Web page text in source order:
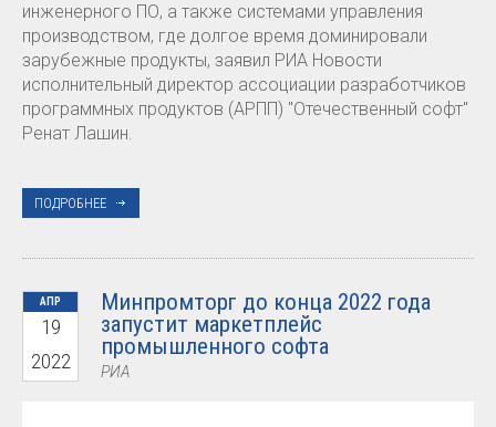
инженерного ПО, а также системами управления
производством, где долгое время доминировали
зарубежные продукты, заявил РИА Новости
исполнительный директор ассоциации разработчиков
программных продуктов (АРПП) "Отечественный софт"
Ренат Лашин.
ПОДРОБНЕЕ
АПР
19
2022
Минпромторг до конца 2022 года
запустит маркетплейс
промышленного софта
РИА